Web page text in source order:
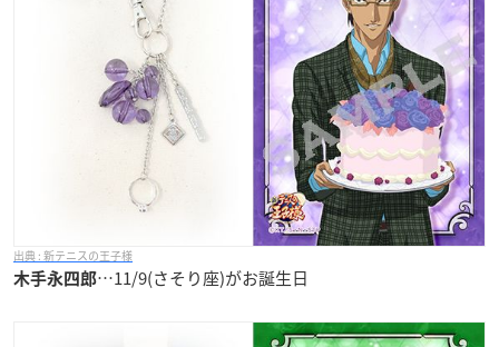
新テニスの王子様
木手永四郎…11/9(さそり座)がお誕生日